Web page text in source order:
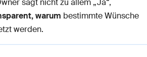
sagt nicht zu allem „Ja“,
warum bestimmte Wünsche
werden.